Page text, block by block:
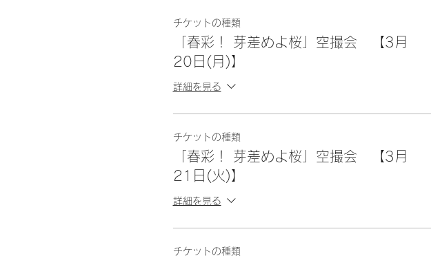
チケットの種類
「春彩！ 芽差めよ桜」空撮会 【3月
20日(月)】
詳細を見る
チケットの種類
「春彩！ 芽差めよ桜」空撮会 【3月
21日(火)】
詳細を見る
チケットの種類